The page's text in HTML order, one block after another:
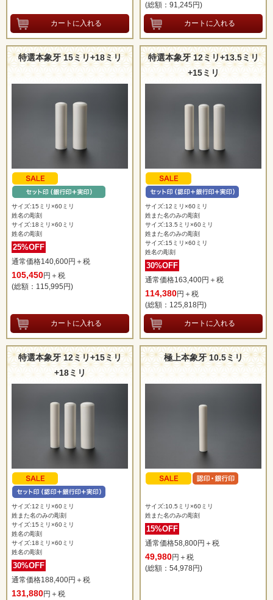
(総額：91,245 円)
特選本象牙 15ミリ+18ミリ
サイズ:15ミリ×60ミリ
姓名の彫刻
サイズ:18ミリ×60ミリ
姓名の彫刻
25%OFF
通常価格140,600円＋税
105,450円＋税
(総額：115,995 円)
特選本象牙 12ミリ+13.5ミリ
+15ミリ
サイズ:12ミリ×60ミリ
姓また名のみの彫刻
サイズ:13.5ミリ×60ミリ
姓また名のみの彫刻
サイズ:15ミリ×60ミリ
姓名の彫刻
30%OFF
通常価格163,400円＋税
114,380円＋税
(総額：125,818円)
特選本象牙 12ミリ+15ミリ
+18ミリ
サイズ:12ミリ×60ミリ
姓また名のみの彫刻
サイズ:15ミリ×60ミリ
姓名の彫刻
サイズ:18ミリ×60ミリ
姓名の彫刻
30%OFF
通常価格188,400円＋税
131,880円＋税
極上本象牙 10.5ミリ
サイズ:10.5ミリ×60ミリ
姓また名のみの彫刻
15%OFF
通常価格58,800円＋税
49,980円＋税
(総額：54,978円)